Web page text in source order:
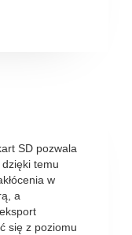
SD pozwala
temu
w
a
się z poziomu